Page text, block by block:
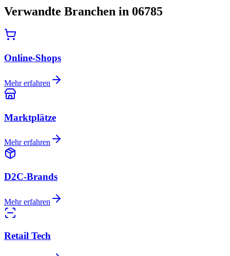
Verwandte Branchen in 06785
Online-Shops
Mehr erfahren
Marktplätze
Mehr erfahren
D2C-Brands
Mehr erfahren
Retail Tech